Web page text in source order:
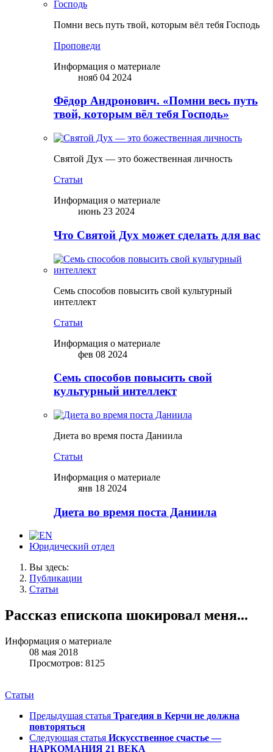
Помни весь путь твой, которым вёл тебя Господь
Проповеди
Информация о материале
нояб 04 2024
Фёдор Андронович. «Помни весь путь
твой, которым вёл тебя Господь»
Святой Дух — это божественная личность
Статьи
Информация о материале
июнь 23 2024
Что Святой Дух может сделать для вас
Семь способов повысить свой культурный
интеллект
Статьи
Информация о материале
фев 08 2024
Семь способов повысить свой
культурный интеллект
Диета во время поста Даниила
Статьи
Информация о материале
янв 18 2024
Диета во время поста Даниила
Юридический отдел
Вы здесь:
Публикации
Статьи
Рассказ епископа шокировал меня...
Информация о материале
08 мая 2018
Просмотров: 8125
Статьи
Предыдущая статья Трагедия в Керчи не должна
повторяться
Следующая статья Искусственное счастье —
НАРКОМАНИЯ 21 ВЕКА